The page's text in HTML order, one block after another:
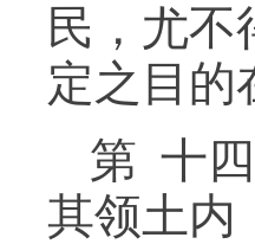
民，尤不
定之目的
第 十
其领土内